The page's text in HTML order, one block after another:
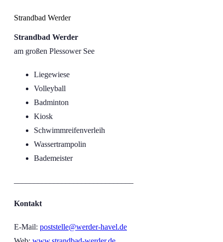
Strandbad Werder
Strandbad Werder
am großen Plessower See
Liegewiese
Volleyball
Badminton
Kiosk
Schwimmreifenverleih
Wassertrampolin
Bademeister
Kontakt
E-Mail: poststelle@werder-havel.de